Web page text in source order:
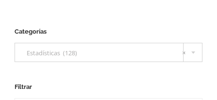
Categorías
×
Estadísticas (128)
Filtrar